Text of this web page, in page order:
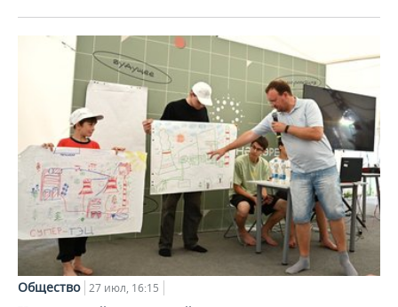
Общество 27 июл, 16:15